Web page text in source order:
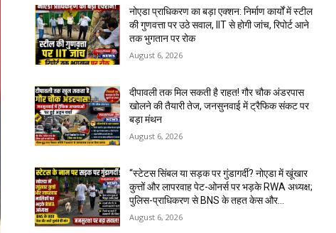
नोएडा प्राधिकरण का बड़ा एक्शन: निर्माण कार्यों में स्टील
की गुणवत्ता पर उठे सवाल, IIT से होगी जांच, रिपोर्ट आने
तक भुगतान पर रोक
August 6, 2026
दीपावली तक मिल सकती है राहत! गौर चौक अंडरपास
खोलने की तैयारी तेज, जनसुनवाई में ट्रैफिक संकट पर
बड़ा मंथन
August 6, 2026
“स्टेटस सिंबल या सड़क पर गुंडागर्दी? नोएडा में खूंखार
कुत्तों और लापरवाह पेट-ओनर्स पर भड़के RWA अध्यक्ष;
पुलिस-प्राधिकरण से BNS के तहत केस और...
August 6, 2026